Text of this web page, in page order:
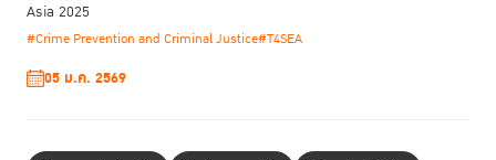
Asia 2025
#Crime Prevention and Criminal Justice#T4SEA
05 ม.ค. 2569